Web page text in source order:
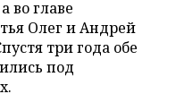
во главе
Олег и Андрей
три года обе
под